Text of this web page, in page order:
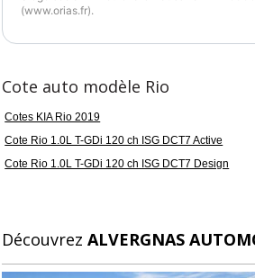
- abs : oui
- jantes : alliage
noir
Couleur intérieur
(www.orias.fr).
Cote auto modèle Rio
Cotes KIA Rio 2019
Cote Rio 1.0L T-GDi 120 ch ISG DCT7 Active
Cote Rio 1.0L T-GDi 120 ch ISG DCT7 Design
Découvrez ALVERGNAS